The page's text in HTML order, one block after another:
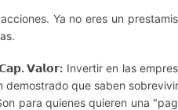
Ya no eres un
𝗩𝗮𝗹𝗼𝗿: Invertir en las
demostrado que saben
para quienes quieren una